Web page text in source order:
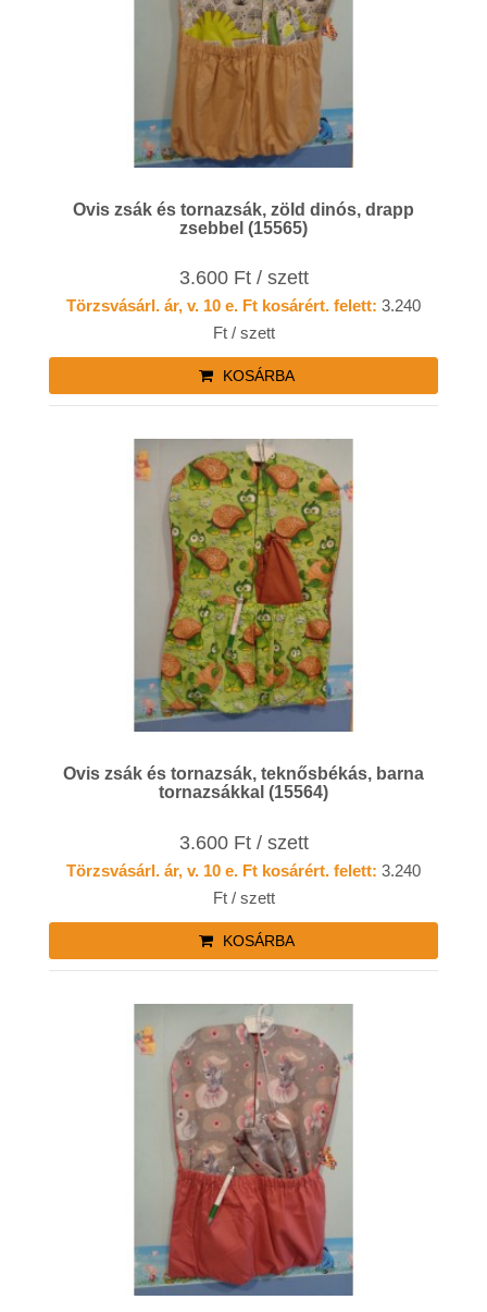
Ovis zsák és tornazsák, zöld dinós, drapp
zsebbel (15565)
3.600 Ft / szett
Törzsvásárl. ár, v. 10 e. Ft kosárért. felett: 3.240
Ft / szett
KOSÁRBA
Ovis zsák és tornazsák, teknősbékás, barna
tornazsákkal (15564)
3.600 Ft / szett
Törzsvásárl. ár, v. 10 e. Ft kosárért. felett: 3.240
Ft / szett
KOSÁRBA